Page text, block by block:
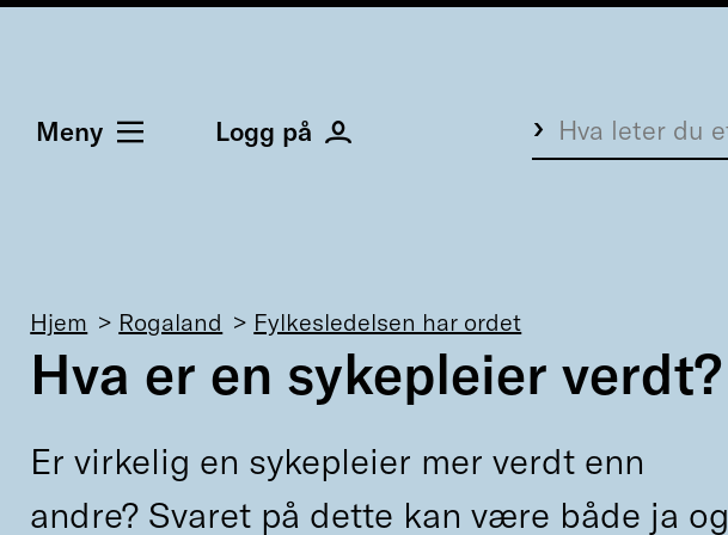
Meny Logg på Søk
Navigasjonssti
Hjem Rogaland Fylkesledelsen har ordet
Hva er en sykepleier verdt?
Er virkelig en sykepleier mer verdt enn
andre? Svaret på dette kan være både ja og